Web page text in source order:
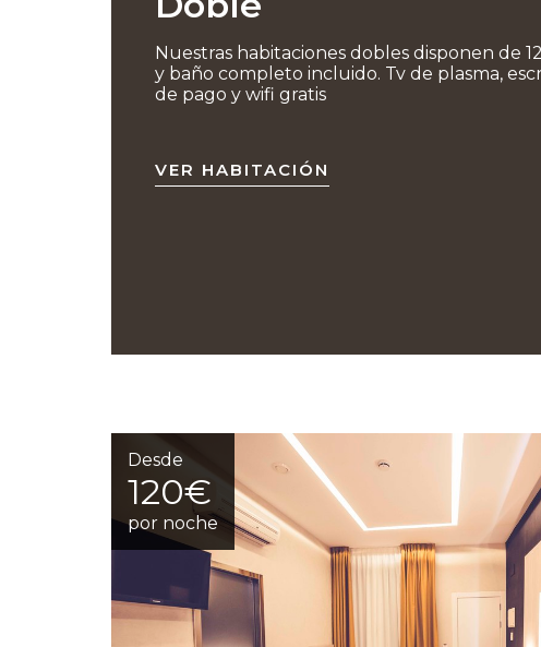
Nuestras habitaciones dobles disponen de
y baño completo incluido. Tv de plasma,
de pago y wifi gratis
VER HABITACIÓN
Desde
120€
por noche